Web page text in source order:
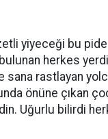
yiyeceği bu
herkes
sana rastlayan
önüne çıkan
Uğurlu bilirdi